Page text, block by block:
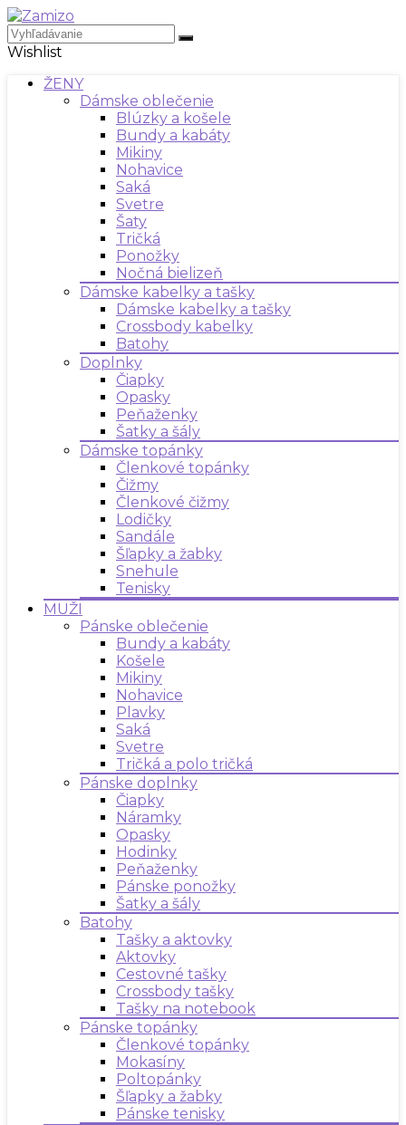
Wishlist
ŽENY
Dámske oblečenie
Blúzky a košele
Bundy a kabáty
Mikiny
Nohavice
Saká
Svetre
Šaty
Tričká
Ponožky
Nočná bielizeň
Dámske kabelky a tašky
Dámske kabelky a tašky
Crossbody kabelky
Batohy
Doplnky
Čiapky
Opasky
Peňaženky
Šatky a šály
Dámske topánky
Členkové topánky
Čižmy
Členkové čižmy
Lodičky
Sandále
Šľapky a žabky
Snehule
Tenisky
MUŽI
Pánske oblečenie
Bundy a kabáty
Košele
Mikiny
Nohavice
Plavky
Saká
Svetre
Tričká a polo tričká
Pánske doplnky
Čiapky
Náramky
Opasky
Hodinky
Peňaženky
Pánske ponožky
Šatky a šály
Batohy
Tašky a aktovky
Aktovky
Cestovné tašky
Crossbody tašky
Tašky na notebook
Pánske topánky
Členkové topánky
Mokasíny
Poltopánky
Šľapky a žabky
Pánske tenisky